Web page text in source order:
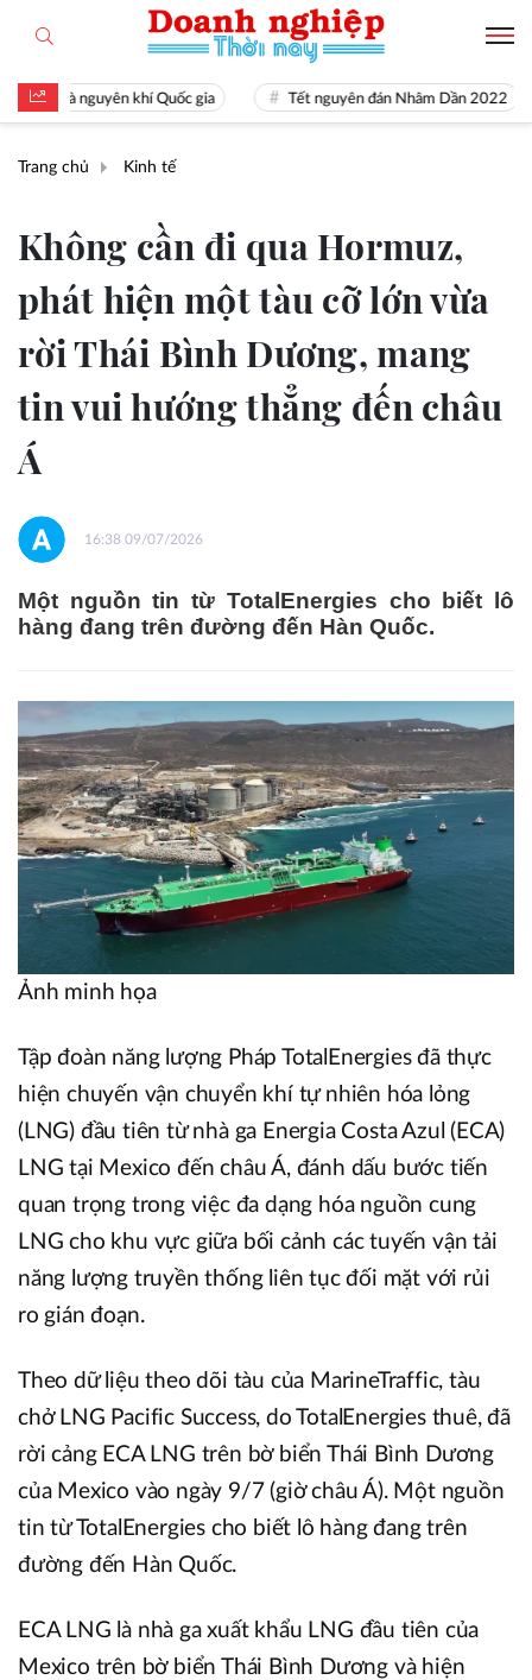
là nguyên khí Quốc gia Tết nguyên đán Nhâm Dần 2022
Trang chủ Kinh tế
Không cần đi qua Hormuz,
phát hiện một tàu cỡ lớn vừa
rời Thái Bình Dương, mang
tin vui hướng thẳng đến châu
Á
16:38 09/07/2026
Một nguồn tin từ TotalEnergies cho biết lô
hàng đang trên đường đến Hàn Quốc.
Ảnh minh họa
Tập đoàn năng lượng Pháp TotalEnergies đã thực
hiện chuyến vận chuyển khí tự nhiên hóa lỏng
(LNG) đầu tiên từ nhà ga Energia Costa Azul (ECA)
LNG tại Mexico đến châu Á, đánh dấu bước tiến
quan trọng trong việc đa dạng hóa nguồn cung
LNG cho khu vực giữa bối cảnh các tuyến vận tải
năng lượng truyền thống liên tục đối mặt với rủi
ro gián đoạn.
Theo dữ liệu theo dõi tàu của MarineTraffic, tàu
chở LNG Pacific Success, do TotalEnergies thuê, đã
rời cảng ECA LNG trên bờ biển Thái Bình Dương
của Mexico vào ngày 9/7 (giờ châu Á). Một nguồn
tin từ TotalEnergies cho biết lô hàng đang trên
đường đến Hàn Quốc.
ECA LNG là nhà ga xuất khẩu LNG đầu tiên của
Mexico trên bờ biển Thái Bình Dương và hiện